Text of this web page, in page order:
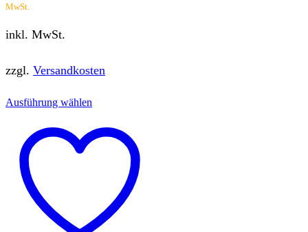
MwSt.
inkl. MwSt.
zzgl. Versandkosten
Ausführung wählen
weist
mehrere
Varianten
Optionen
können
auf
der